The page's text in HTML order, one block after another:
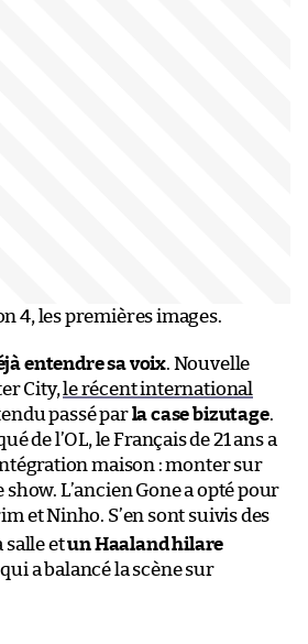
4, les premières images.
entendre sa voix. Nouvelle
City, le récent international
passé parla case bizutage.
de l’OL, le Français de 21 ans a
maison : monter sur
L’ancien Gone a opté pour
et Ninho. S’en sont suivis des
salle etun Haaland hilare
qui a balancé la scène sur